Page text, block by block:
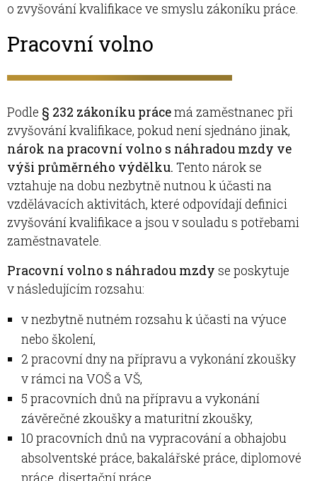
o zvyšování kvalifikace ve smyslu zákoníku práce.
Pracovní volno
Podle § 232 zákoníku prácemá zaměstnanec při
zvyšování kvalifikace, pokud není sjednáno jinak,
nárok na pracovní volno s náhradou mzdy ve
výši průměrného výdělku. Tento nárok se
vztahuje na dobu nezbytně nutnou k účasti na
vzdělávacích aktivitách, které odpovídají definici
zvyšování kvalifikace a jsou v souladu s potřebami
zaměstnavatele.
Pracovní volno s náhradou mzdy se poskytuje
v následujícím rozsahu:
v nezbytně nutném rozsahu k účasti na výuce
nebo školení,
2 pracovní dny na přípravu a vykonání zkoušky
v rámci na VOŠ a VŠ,
5 pracovních dnů na přípravu a vykonání
závěrečné zkoušky a maturitní zkoušky,
10 pracovních dnů na vypracování a obhajobu
absolventské práce, bakalářské práce, diplomové